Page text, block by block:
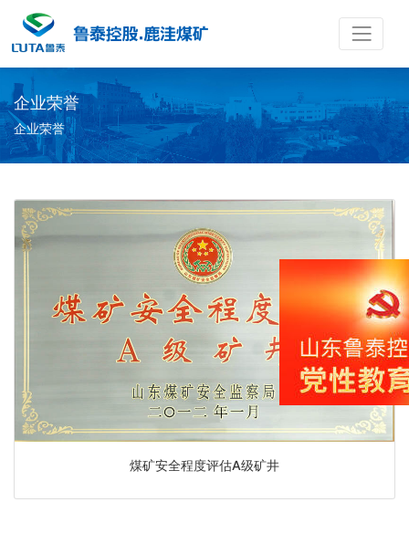
企业荣誉
企业荣誉
煤矿安全程度评估A级矿井